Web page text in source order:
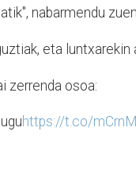
nabarmendu
eta luntxarekin
zerrenda osoa:
https://t.co/